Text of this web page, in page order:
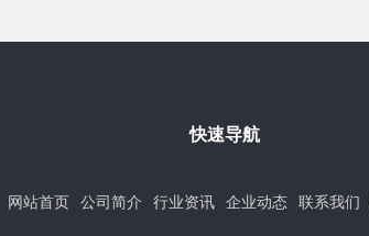
快速导航
网站首页 公司简介 行业资讯 企业动态 联系我们